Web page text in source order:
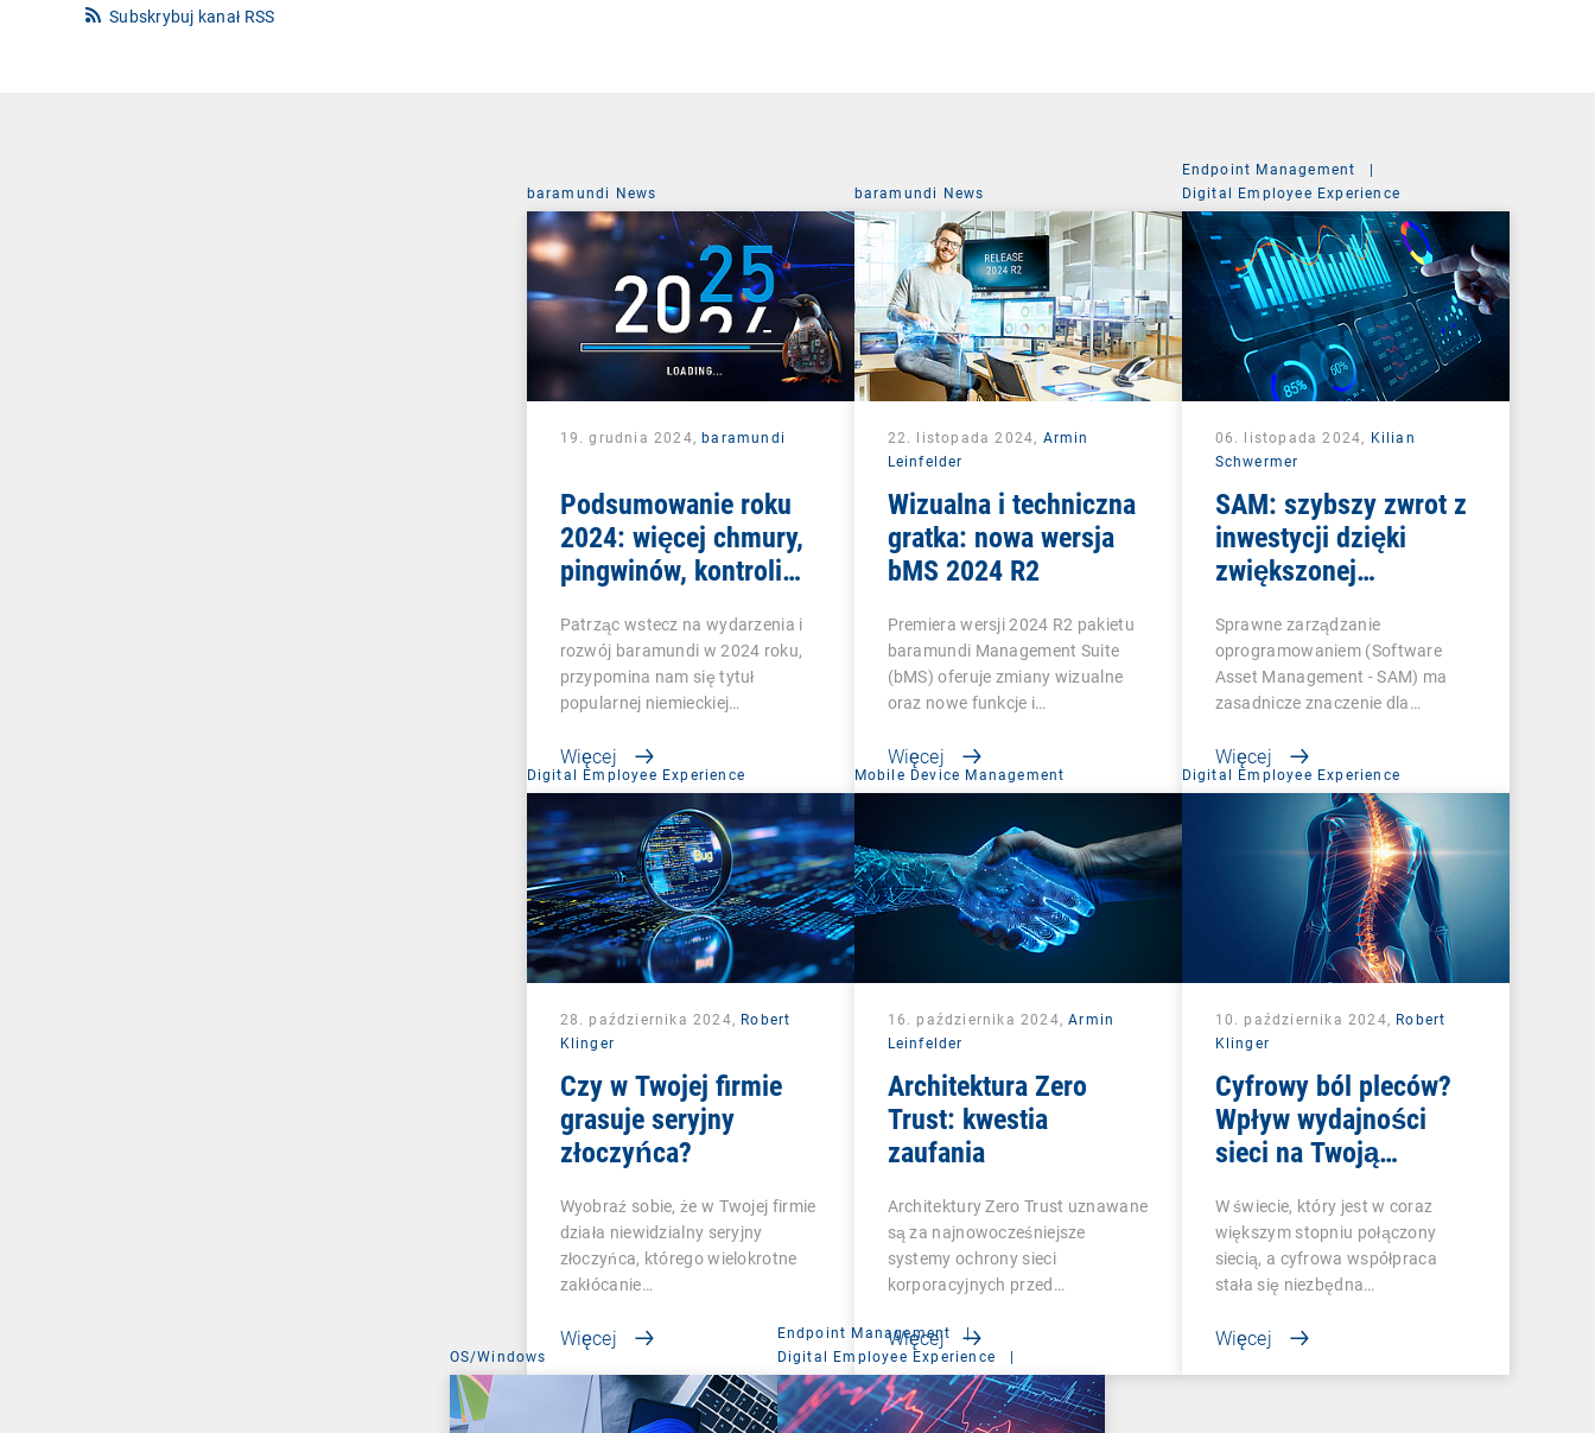
Subskrybuj kanał RSS
baramundi News
19. grudnia 2024,baramundi
Podsumowanie roku
2024: więcej chmury,
pingwinów, kontroli
Patrząc wstecz na wydarzenia i
rozwój baramundi w 2024 roku,
przypomina nam się tytuł
popularnej niemieckiej…
Więcej
baramundi News
22. listopada 2024, Armin
Leinfelder
Wizualna i techniczna
gratka: nowa wersja
bMS 2024 R2
Premiera wersji 2024 R2 pakietu
baramundi Management Suite
(bMS) oferuje zmiany wizualne
oraz nowe funkcje i…
Więcej
Endpoint Management
|
Digital Employee Experience
06. listopada 2024, Kilian
Schwermer
SAM: szybszy zwrot z
inwestycji dzięki
zwiększonej
Sprawne zarządzanie
oprogramowaniem (Software
Asset Management - SAM) ma
zasadnicze znaczenie dla…
Więcej
Digital Employee Experience
28. października 2024, Robert
Klinger
Czy w Twojej firmie
grasuje seryjny
złoczyńca?
Wyobraź sobie, że w Twojej firmie
działa niewidzialny seryjny
złoczyńca, którego wielokrotne
zakłócanie…
Więcej
Mobile Device Management
16. października 2024,Armin
Leinfelder
Architektura Zero
Trust: kwestia
zaufania
Architektury Zero Trust uznawane
są za najnowocześniejsze
systemy ochrony sieci
korporacyjnych przed…
Więcej
Digital Employee Experience
10. października 2024, Robert
Klinger
Cyfrowy ból pleców?
Wpływ wydajności
sieci na Twoją
W świecie, który jest w coraz
większym stopniu połączony
siecią, a cyfrowa współpraca
stała się niezbędna…
Więcej
OS/Windows
Endpoint Management
|
Digital Employee Experience
|
Management Suite